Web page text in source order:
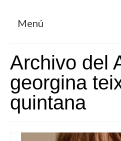
Menú
Programa de residencia
CRUCERO
Quedate con nosotras
Archivo
Archivo del
georgina
quintana